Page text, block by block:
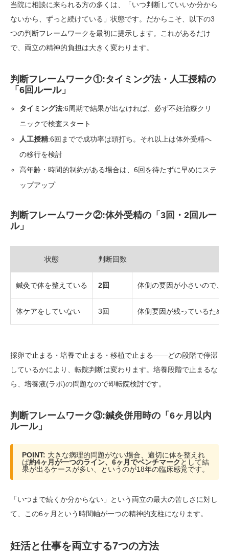
当院に相談に来られる方の多くは、「いつ判断していいか分から
ないから、ずっと続けている」状態です。だからこそ、以下の3
つの判断フレームワークを最初に提示します。これがあるだけ
で、両立の精神的負担は大きく変わります。
判断フレームワーク①:タイミング法・人工授精の
「6回ルール」
タイミング法:6周期で結果が出なければ、必ず不妊治療クリ
ニックで検査スタート
人工授精:6回までで成功率は頭打ち。それ以上は体外受精へ
の移行を検討
高年齢・時間的制約がある場合は、6回を待たずに早めにステ
ップアップ
判断フレームワーク②:体外受精の「3回・2回ルー
ル」
状態 判断回数
鍼灸で体を整えている 2回 体側の要因が小さいので、
体ケアをしていない 3回 体側要因が残っているため
採卵で止まる・培養で止まる・移植で止まる——どの段階で停滞
しているかにより、転院判断は変わります。培養段階で止まるな
ら、培養液(ラボ)の問題なので即転院検討です。
判断フレームワーク③:鍼灸併用時の「6ヶ月以内
ルール」
POINT: 大きな病理的問題がない場合、適切に体を整えれ
ば約4ヶ月が一つのライン、6ヶ月でベンチマーク として結
果が出るケースが多い、というのが18年の臨床感覚です。
「いつまで続くか分からない」という両立の最大の苦しさに対し
て、この6ヶ月という時間軸が一つの精神的支柱になります。
妊活と仕事を両立する7つの方法